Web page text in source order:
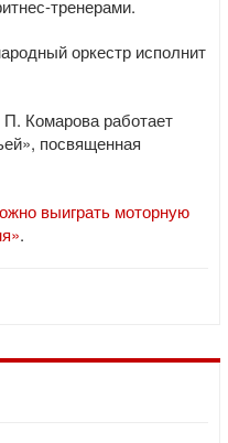
тренерами.
оркестр исполнит
Комарова работает
посвященная
выиграть моторную
.